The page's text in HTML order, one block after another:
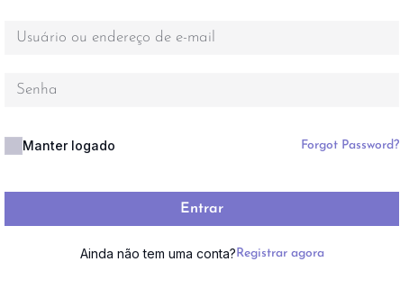
Manter logado Forgot Password?
Entrar
Ainda não tem uma conta? Registrar agora